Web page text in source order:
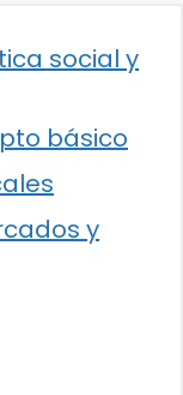
social y
básico
y